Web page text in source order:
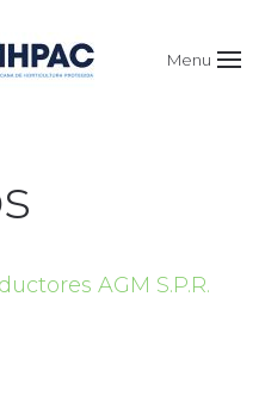
Menu
AGM S.P.R.